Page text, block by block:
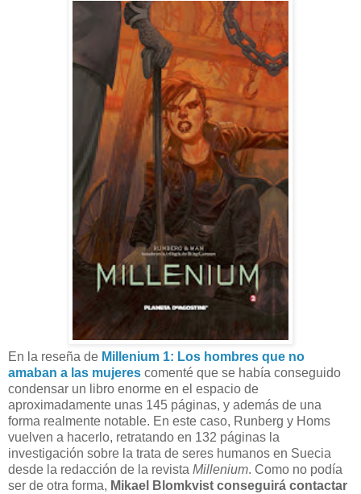
En la reseña de Millenium 1: Los hombres que no
amaban a las mujeres comenté que se había conseguido
condensar un libro enorme en el espacio de
aproximadamente unas 145 páginas, y además de una
forma realmente notable. En este caso, Runberg y Homs
vuelven a hacerlo, retratando en 132 páginas la
investigación sobre la trata de seres humanos en Suecia
desde la redacción de la revista Millenium. Como no podía
ser de otra forma, Mikael Blomkvist conseguirá contactar